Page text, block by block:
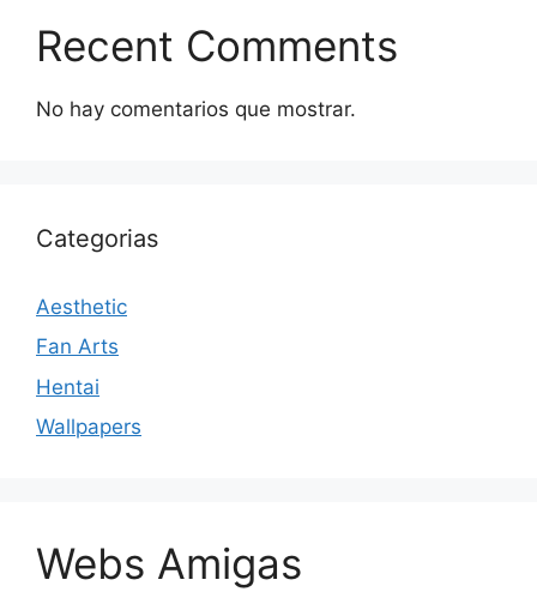
Recent Comments
No hay comentarios que mostrar.
Categorias
Aesthetic
Fan Arts
Hentai
Wallpapers
Webs Amigas